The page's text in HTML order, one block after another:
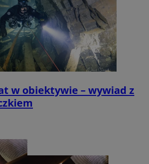
w obiektywie – wywiad z